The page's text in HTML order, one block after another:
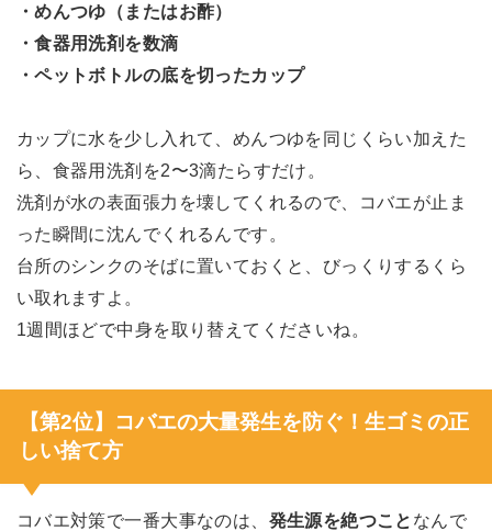
・めんつゆ（またはお酢）
・食器用洗剤を数滴
・ペットボトルの底を切ったカップ
カップに水を少し入れて、めんつゆを同じくらい加えた
ら、食器用洗剤を2〜3滴たらすだけ。
洗剤が水の表面張力を壊してくれるので、コバエが止ま
った瞬間に沈んでくれるんです。
台所のシンクのそばに置いておくと、びっくりするくら
い取れますよ。
1週間ほどで中身を取り替えてくださいね。
【第2位】コバエの大量発生を防ぐ！生ゴミの正
しい捨て方
コバエ対策で一番大事なのは、 発生源を絶つこと なんで